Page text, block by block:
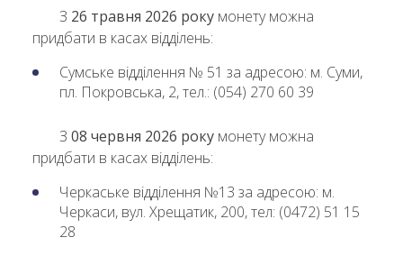
З 26 травня 2026 року монету можна
придбати в касах відділень:
Сумське відділення № 51 за адресою: м. Суми,
пл. Покровська, 2, тел.: (054) 270 60 39
З 08 червня 2026 року монету можна
придбати в касах відділень:
Черкаське відділення №13 за адресою: м.
Черкаси, вул. Хрещатик, 200, тел: (0472) 51 15
28